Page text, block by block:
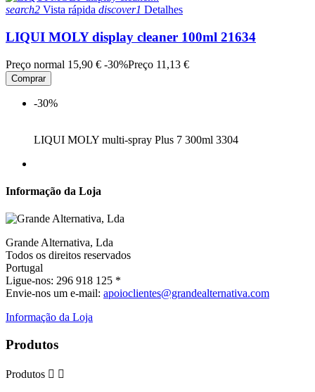
search2 Vista rápida discover1 Detalhes
LIQUI MOLY display cleaner 100ml 21634
Preço normal 15,90 € -30%Preço 11,13 €
Comprar
-30%
LIQUI MOLY multi-spray Plus 7 300ml 3304
Informação da Loja
Grande Alternativa, Lda
Todos os direitos reservados
Portugal
Ligue-nos: 296 918 125 *
Envie-nos um e-mail: apoioclientes@grandealternativa.com
Informação da Loja
Produtos
Produtos  